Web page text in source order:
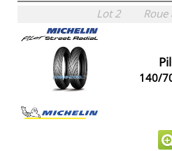
Lot 2
140/